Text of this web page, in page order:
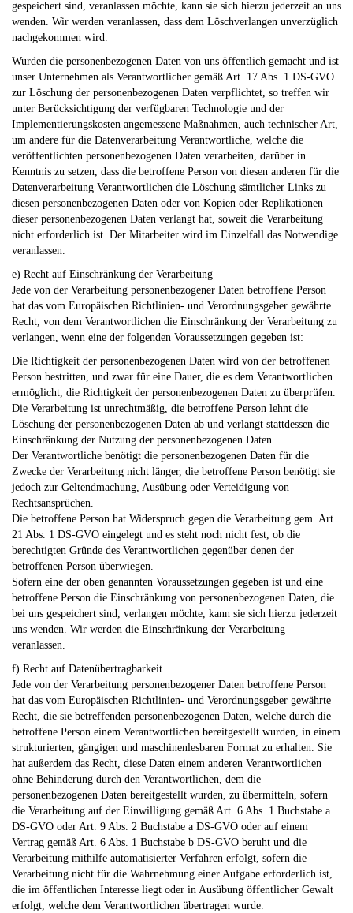
gespeichert sind, veranlassen möchte, kann sie sich hierzu jederzeit an uns
wenden. Wir werden veranlassen, dass dem Löschverlangen unverzüglich
nachgekommen wird.
Wurden die personenbezogenen Daten von uns öffentlich gemacht und ist
unser Unternehmen als Verantwortlicher gemäß Art. 17 Abs. 1 DS-GVO
zur Löschung der personenbezogenen Daten verpflichtet, so treffen wir
unter Berücksichtigung der verfügbaren Technologie und der
Implementierungskosten angemessene Maßnahmen, auch technischer Art,
um andere für die Datenverarbeitung Verantwortliche, welche die
veröffentlichten personenbezogenen Daten verarbeiten, darüber in
Kenntnis zu setzen, dass die betroffene Person von diesen anderen für die
Datenverarbeitung Verantwortlichen die Löschung sämtlicher Links zu
diesen personenbezogenen Daten oder von Kopien oder Replikationen
dieser personenbezogenen Daten verlangt hat, soweit die Verarbeitung
nicht erforderlich ist. Der Mitarbeiter wird im Einzelfall das Notwendige
veranlassen.
e) Recht auf Einschränkung der Verarbeitung
Jede von der Verarbeitung personenbezogener Daten betroffene Person
hat das vom Europäischen Richtlinien- und Verordnungsgeber gewährte
Recht, von dem Verantwortlichen die Einschränkung der Verarbeitung zu
verlangen, wenn eine der folgenden Voraussetzungen gegeben ist:
Die Richtigkeit der personenbezogenen Daten wird von der betroffenen
Person bestritten, und zwar für eine Dauer, die es dem Verantwortlichen
ermöglicht, die Richtigkeit der personenbezogenen Daten zu überprüfen.
Die Verarbeitung ist unrechtmäßig, die betroffene Person lehnt die
Löschung der personenbezogenen Daten ab und verlangt stattdessen die
Einschränkung der Nutzung der personenbezogenen Daten.
Der Verantwortliche benötigt die personenbezogenen Daten für die
Zwecke der Verarbeitung nicht länger, die betroffene Person benötigt sie
jedoch zur Geltendmachung, Ausübung oder Verteidigung von
Rechtsansprüchen.
Die betroffene Person hat Widerspruch gegen die Verarbeitung gem. Art.
21 Abs. 1 DS-GVO eingelegt und es steht noch nicht fest, ob die
berechtigten Gründe des Verantwortlichen gegenüber denen der
betroffenen Person überwiegen.
Sofern eine der oben genannten Voraussetzungen gegeben ist und eine
betroffene Person die Einschränkung von personenbezogenen Daten, die
bei uns gespeichert sind, verlangen möchte, kann sie sich hierzu jederzeit
uns wenden. Wir werden die Einschränkung der Verarbeitung
veranlassen.
f) Recht auf Datenübertragbarkeit
Jede von der Verarbeitung personenbezogener Daten betroffene Person
hat das vom Europäischen Richtlinien- und Verordnungsgeber gewährte
Recht, die sie betreffenden personenbezogenen Daten, welche durch die
betroffene Person einem Verantwortlichen bereitgestellt wurden, in einem
strukturierten, gängigen und maschinenlesbaren Format zu erhalten. Sie
hat außerdem das Recht, diese Daten einem anderen Verantwortlichen
ohne Behinderung durch den Verantwortlichen, dem die
personenbezogenen Daten bereitgestellt wurden, zu übermitteln, sofern
die Verarbeitung auf der Einwilligung gemäß Art. 6 Abs. 1 Buchstabe a
DS-GVO oder Art. 9 Abs. 2 Buchstabe a DS-GVO oder auf einem
Vertrag gemäß Art. 6 Abs. 1 Buchstabe b DS-GVO beruht und die
Verarbeitung mithilfe automatisierter Verfahren erfolgt, sofern die
Verarbeitung nicht für die Wahrnehmung einer Aufgabe erforderlich ist,
die im öffentlichen Interesse liegt oder in Ausübung öffentlicher Gewalt
erfolgt, welche dem Verantwortlichen übertragen wurde.